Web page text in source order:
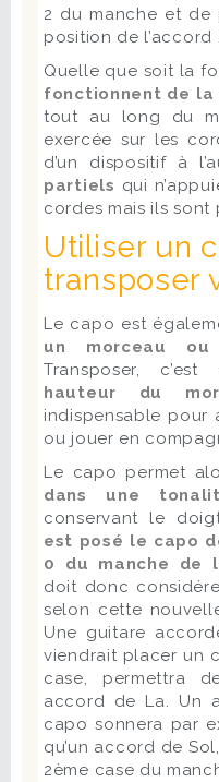
2 du manche et de
position de l’accord
Quelle que soit la
fonctionnent de la
tout au long du
exercée sur les
d’un dispositif à
partiels qui
cordes mais ils sont
Utiliser un
transposer
Le capo est
un morceau ou
Transposer,
hauteur du
indispensable pour
ou jouer en
Le capo permet
dans une
conservant le
est posé le capo
0 du manche de
doit donc
selon cette
Une guitare
viendrait placer un
case, permettra
accord de La. Un
capo sonnera par
qu’un accord de
2ème case du